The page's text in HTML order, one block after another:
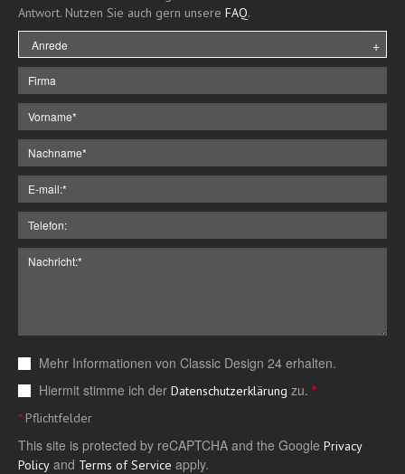
Antwort. Nutzen Sie auch gern unsere FAQ.
Mehr Informationen von Classic Design 24 erhalten.
Hiermit stimme ich der Datenschutzerklärung zu. *
*Pflichtfelder
This site is protected by reCAPTCHA and the Google Privacy
Policy and Terms of Service apply.